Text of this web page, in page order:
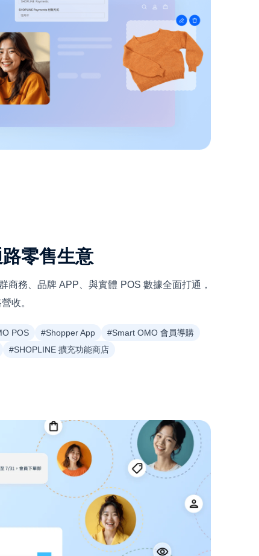
零售生意
商務、品牌 APP、與實體 POS 數據全面打通，
收。
POS #Shopper App
#Smart OMO 會員導購
#SHOPLINE 擴充功能商店